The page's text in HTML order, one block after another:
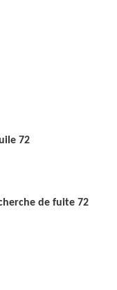
72
de fuite 72